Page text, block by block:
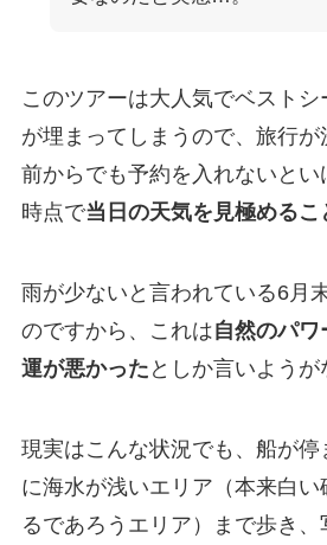
このツアーは大人気でベスト
が埋まってしまうので、旅行が
前からでも予約を入れないと
時点で当日の天気を見極めるこ
雨が少ないと言われている6月
のですから、これは自然のパワ
運が悪かった としか言いようが
現実はこんな状況でも、船が停
に海水が浅いエリア（本来白
るであろうエリア）まで歩き、